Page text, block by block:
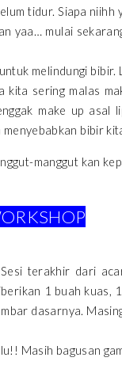
tidur. Siapa
yaa… mulai
melindungi
kita sering malas
make up
bibir
manggut kan
terakhir dari
1 buah
dasarnya.
Masih bagusan